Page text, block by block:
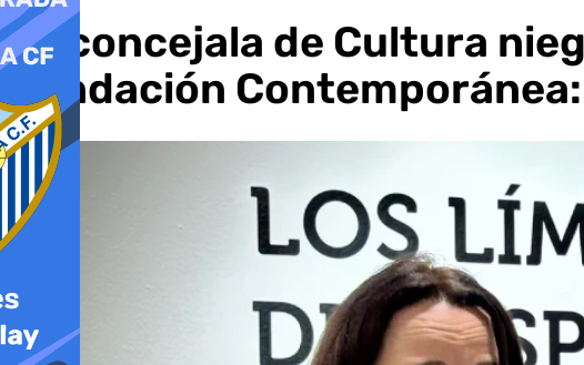
La concejala de Cultura
Fundación